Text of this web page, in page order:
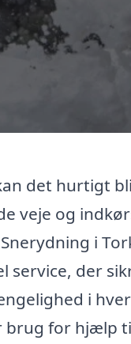
det hurtigt
veje og
i
service, der
i
brug for hjælp